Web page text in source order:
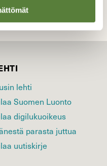
lehti
Suomen Luonto
digilukuoikeus
parasta juttua
uutiskirje